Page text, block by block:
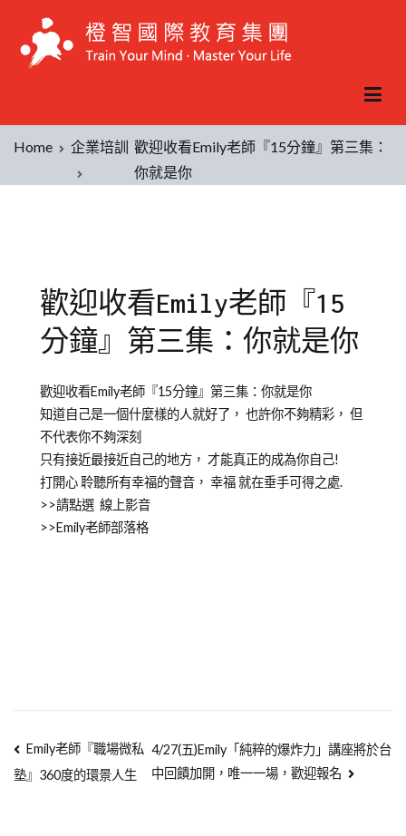
Home 企業培訓 歡迎收看Emily老師『15分鐘』第三集：
你就是你
歡迎收看Emily老師『15
分鐘』第三集：你就是你
Posted
on
2012-
03-
23
Posted
in
企
業
培
訓
Tagged
集
團
總
部
歡迎收看Emily老師『15分鐘』第三集：你就是你
知道自己是一個什麼樣的人就好了， 也許你不夠精彩， 但
不代表你不夠深刻
只有接近最接近自己的地方， 才能真正的成為你自己!
打開心 聆聽所有幸福的聲音， 幸福 就在垂手可得之處.
>>請點選 線上影音
>>Emily老師部落格
Emily老師『職場微私
塾』360度的環景人生
4/27(五)Emily「純粹的爆炸力」講座將於台
中回饋加開，唯一一場，歡迎報名